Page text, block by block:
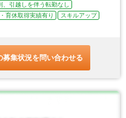
、引越しを伴う転勤なし
育休取得実績有り
スキルアップ
募集状況を問い合わせる